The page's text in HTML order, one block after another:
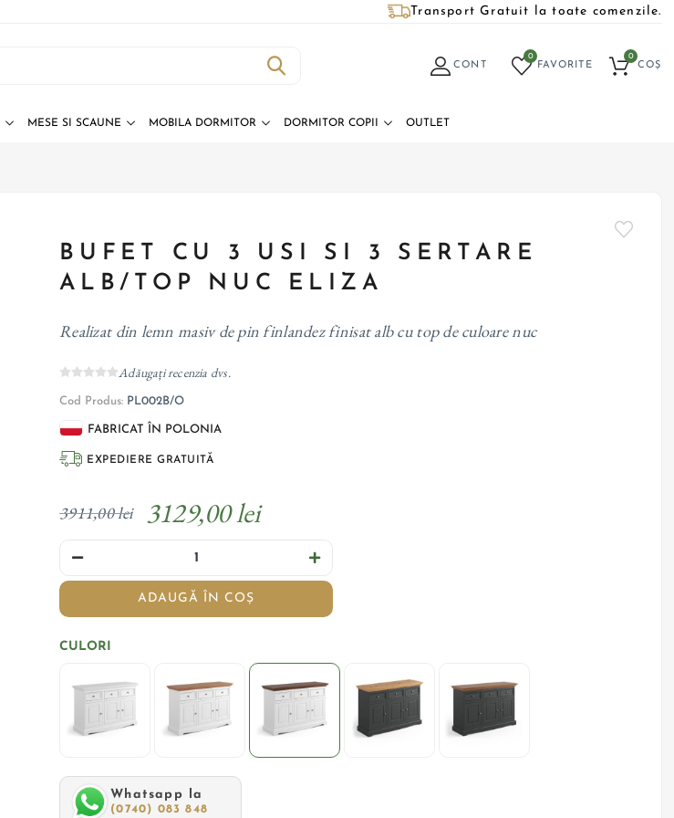
Transport Gratuit la toate comenzile.
CONT FAVORITE
0
COȘ
0
MESE SI SCAUNE MOBILA DORMITOR DORMITOR COPII OUTLET
BUFET CU 3 USI SI 3 SERTARE
ALB/TOP NUC ELIZA
Realizat din lemn masiv de pin finlandez finisat alb cu top de culoare nuc
Adăugați recenzia dvs.
Cod Produs: PL002B/O
FABRICAT ÎN POLONIA
EXPEDIERE GRATUITĂ
3911,00 lei 3129,00 lei
ADAUGĂ ÎN COȘ
CULORI
Whatsapp la
(0740) 083 848